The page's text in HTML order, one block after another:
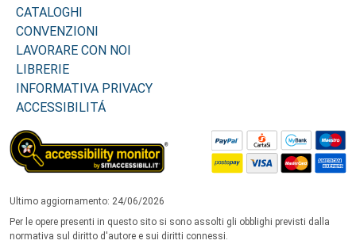
CATALOGHI
CONVENZIONI
LAVORARE CON NOI
LIBRERIE
INFORMATIVA PRIVACY
ACCESSIBILITÁ
Ultimo aggiornamento: 24/06/2026
Per le opere presenti in questo sito si sono assolti gli obblighi previsti dalla
normativa sul diritto d'autore e sui diritti connessi.